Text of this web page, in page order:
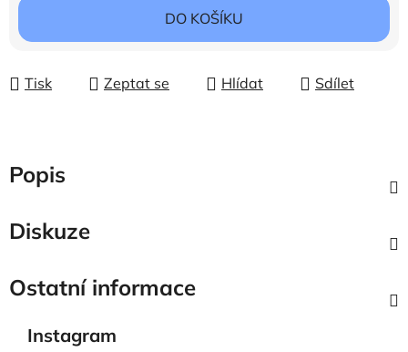
Měrná cena:
DO KOŠÍKU
Tisk Zeptat se Hlídat Sdílet
Popis
Diskuze
Ostatní informace
Instagram